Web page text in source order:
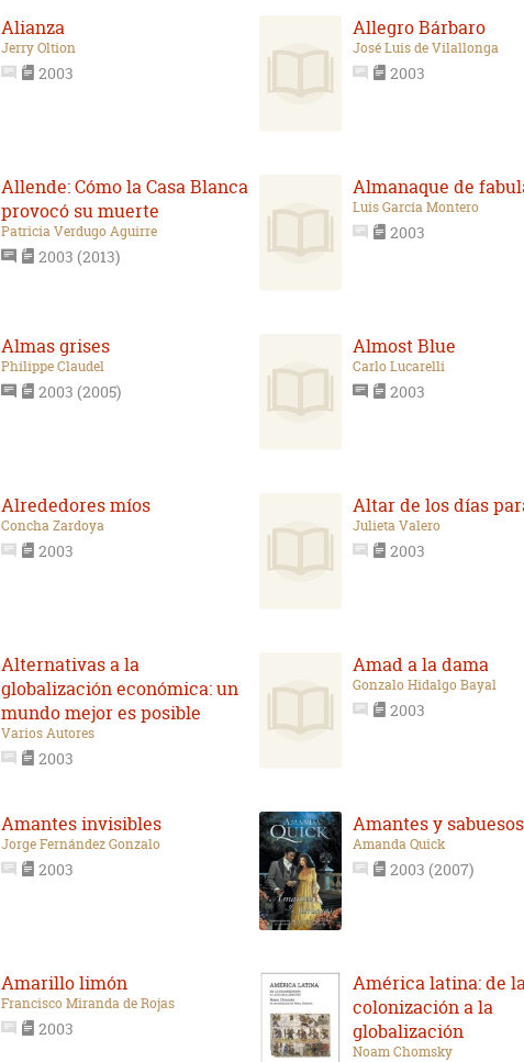
Alianza
Jerry Oltion
2003
Allegro Bárbaro
José Luis de Vilallonga
2003
Allende: Cómo la Casa Blanca
provocó su muerte
Patricia Verdugo Aguirre
2003 (2013)
Almanaque de
Luis García Montero
2003
Almas grises
Philippe Claudel
2003 (2005)
Almost Blue
Carlo Lucarelli
2003
Alrededores míos
Concha Zardoya
2003
Altar de los días
Julieta Valero
2003
Alternativas a la
globalización económica: un
mundo mejor es posible
Varios Autores
2003
Amad a la dama
Gonzalo Hidalgo Bayal
2003
Amantes invisibles
Jorge Fernández Gonzalo
2003
Amantes y sabuesos
Amanda Quick
2003 (2007)
Amarillo limón
Francisco Miranda de Rojas
2003
América latina: de
colonización a la
globalización
Noam Chomsky